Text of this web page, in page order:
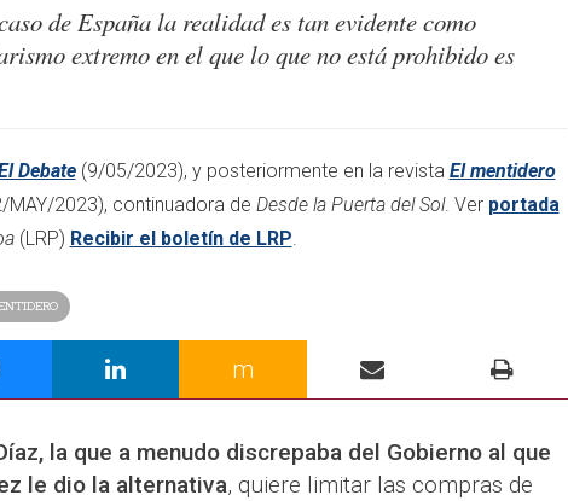
de España la realidad es tan evidente como
extremo en el que lo que no está prohibido es
Debate(9/05/2023), y posteriormente en la revista El mentidero
MAY/2023), continuadora de Desde la Puerta del Sol. Ver portada
(LRP) Recibir el boletín de LRP.​
m
la que a menudo discrepaba del Gobierno al que
le dio la alternativa, quiere limitar las compras de